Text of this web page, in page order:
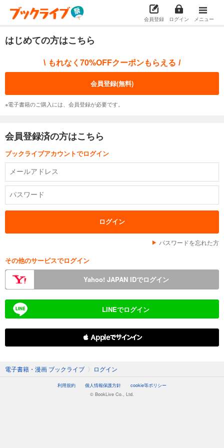
会員登録 ログイン メニュー
はじめての方はこちら
\ もれなく70%OFFクーポンもらえる /
会員登録(無料)
※電子書籍のご購入には、会員登録が必要です。
会員登録済の方はこちら
ブックライブアカウントでログイン
パスワードを忘れた方
その他のサービスでログイン
Yahoo! JAPAN IDでログイン
LINEでログイン
 Appleでサインイン
電子書籍・漫画 ブックライブ 〉 ログイン
利用規約 個人情報保護方針
cookie等ポリシー
© BookLive Co., Ltd.